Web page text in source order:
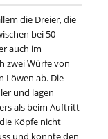
die Dreier, die
bei 50
auch im
zwei Würfe von
Löwen ab. Die
und lagen
als beim Auftritt
Köpfe nicht
und konnte den